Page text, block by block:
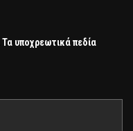
Τα υποχρεωτικά πεδία